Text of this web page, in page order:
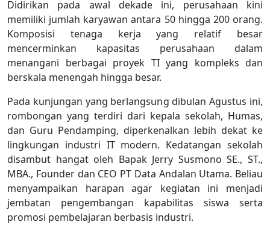
Didirikan pada awal dekade ini, perusahaan kini
memiliki jumlah karyawan antara 50 hingga 200 orang.
Komposisi tenaga kerja yang relatif besar
mencerminkan kapasitas perusahaan dalam
menangani berbagai proyek TI yang kompleks dan
berskala menengah hingga besar.
Pada kunjungan yang berlangsung dibulan Agustus ini,
rombongan yang terdiri dari kepala sekolah, Humas,
dan Guru Pendamping, diperkenalkan lebih dekat ke
lingkungan industri IT modern. Kedatangan sekolah
disambut hangat oleh Bapak Jerry Susmono SE., ST.,
MBA., Founder dan CEO PT Data Andalan Utama. Beliau
menyampaikan harapan agar kegiatan ini menjadi
jembatan pengembangan kapabilitas siswa serta
promosi pembelajaran berbasis industri.